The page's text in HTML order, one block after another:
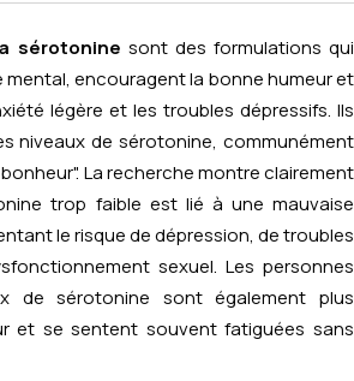
sérotonine sont des formulations qui
encouragent la bonne humeur et
légère et les troubles dépressifs. Ils
niveaux de sérotonine, communément
La recherche montre clairement
trop faible est lié à une mauvaise
le risque de dépression, de troubles
sexuel. Les personnes
de sérotonine sont également plus
et se sentent souvent fatiguées sans